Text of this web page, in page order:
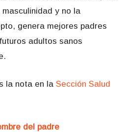
y no la
genera mejores padres
adultos sanos
la nota en la Sección Salud
del padre